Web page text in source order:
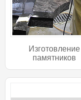
Изготовление
памятников